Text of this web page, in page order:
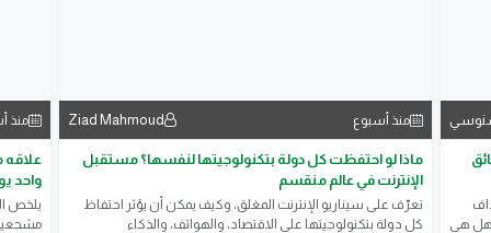
أهداف
فهل هي
منذ أسبوع Ziad Mahmoud
ماذا لو احتفظت كل دولة بتكنولوجيتها لنفسها؟ مستقبل
الإنترنت في عالم منقسم
تعرّف على سيناريو الإنترنت المغلق، وكيف يمكن أن يؤثر احتفاظ
كل دولة بتكنولوجيتها على الاقتصاد، والهواتف، والذكاء
منذ
واحد
يلخص